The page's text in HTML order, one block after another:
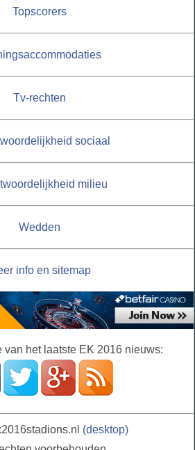
Topscorers
Tv-rechten
sociaal
milieu
Wedden
info en sitemap
van het laatste EK 2016 nieuws:
(desktop)